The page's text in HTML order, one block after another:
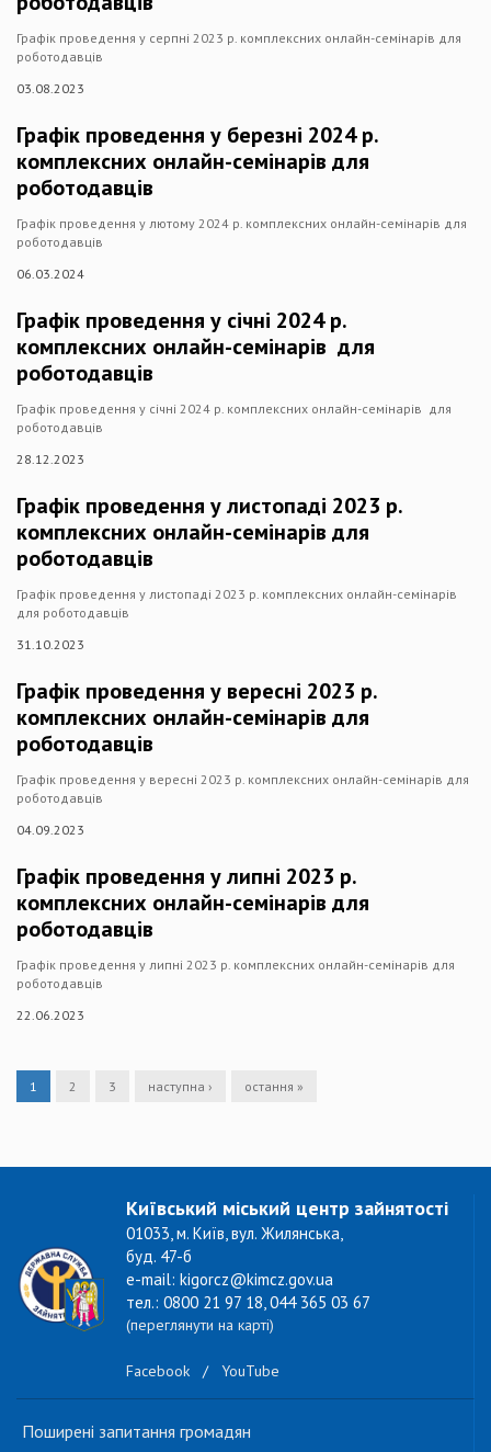
Графік проведення у серпні 2023 р. комплексних онлайн-семінарів для
роботодавців
03.08.2023
Графік проведення у березні 2024 р.
комплексних онлайн-семінарів для
роботодавців
Графік проведення у лютому 2024 р. комплексних онлайн-семінарів для
роботодавців
06.03.2024
Графік проведення у січні 2024 р.
комплексних онлайн-семінарів для
роботодавців
Графік проведення у січні 2024 р. комплексних онлайн-семінарів для
роботодавців
28.12.2023
Графік проведення у листопаді 2023 р.
комплексних онлайн-семінарів для
роботодавців
Графік проведення у листопаді 2023 р. комплексних онлайн-семінарів
для роботодавців
31.10.2023
Графік проведення у вересні 2023 р.
комплексних онлайн-семінарів для
роботодавців
Графік проведення у вересні 2023 р. комплексних онлайн-семінарів для
роботодавців
04.09.2023
Графік проведення у липні 2023 р.
комплексних онлайн-семінарів для
роботодавців
Графік проведення у липні 2023 р. комплексних онлайн-семінарів для
роботодавців
22.06.2023
1 2 3 наступна › остання »
Київський міський центр зайнятості
01033, м. Київ, вул. Жилянська,
буд. 47-б
e-mail: kigorcz@kimcz.gov.ua
тел.: 0800 21 97 18, 044 365 03 67
(переглянути на карті)
Facebook / YouTube
Поширені запитання громадян